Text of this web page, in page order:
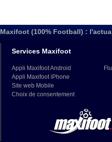
Maxifoot (100% Football) :
Services Maxifoot
Appli Maxifoot Android
Appli Maxifoot iPhone
Site web Mobile
Choix de consentement